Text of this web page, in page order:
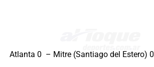
Atlanta 0 – Mitre (Santiago del Estero) 0